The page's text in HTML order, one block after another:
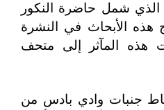
الذي شمل حاضرة النكور
هذه الأبحاث في النشرة
هذه المآثر إلى متحف
جنبات وادي بادس من